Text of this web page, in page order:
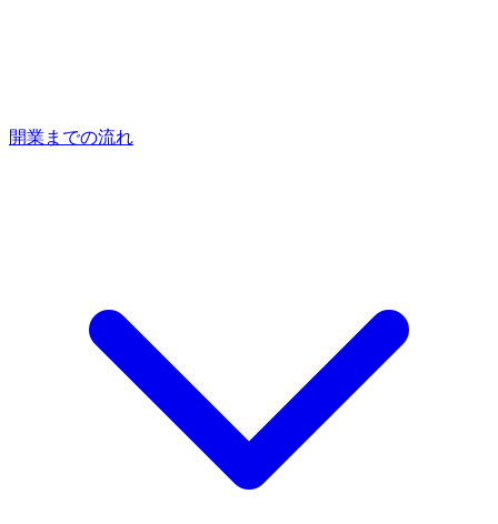
開業までの流れ